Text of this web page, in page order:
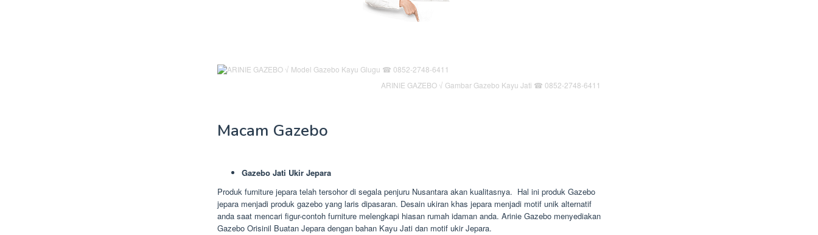
ARINIE GAZEBO √ Gambar Gazebo Kayu Jati ☎ 0852-2748-6411
Macam Gazebo
Gazebo Jati Ukir Jepara
Produk furniture jepara telah tersohor di segala penjuru Nusantara akan kualitasnya. Hal ini produk Gazebo
jepara menjadi produk gazebo yang laris dipasaran. Desain ukiran khas jepara menjadi motif unik alternatif
anda saat mencari figur-contoh furniture melengkapi hiasan rumah idaman anda. Arinie Gazebo menyediakan
Gazebo Orisinil Buatan Jepara dengan bahan Kayu Jati dan motif ukir Jepara.